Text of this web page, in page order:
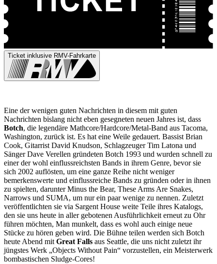
Ticket inklusive RMV-Fahrkarte
Eine der wenigen guten Nachrichten in diesem mit guten
Nachrichten bislang nicht eben gesegneten neuen Jahres ist, dass
Botch, die legendäre Mathcore/Hardcore/Metal-Band aus Tacoma,
Washington, zurück ist. Es hat eine Weile gedauert. Bassist Brian
Cook, Gitarrist David Knudson, Schlagzeuger Tim Latona und
Sänger Dave Verellen gründeten Botch 1993 und wurden schnell zu
einer der wohl einflussreichsten Bands in ihrem Genre, bevor sie
sich 2002 auflösten, um eine ganze Reihe nicht weniger
bemerkenswerte und einflussreiche Bands zu gründen oder in ihnen
zu spielten, darunter Minus the Bear, These Arms Are Snakes,
Narrows und SUMA, um nur ein paar wenige zu nennen. Zuletzt
veröffentlichten sie via Sargent House weite Teile ihres Katalogs,
den sie uns heute in aller gebotenen Ausführlichkeit erneut zu Ohr
führen möchten, Man munkelt, dass es wohl auch einige neue
Stücke zu hören geben wird. Die Bühne teilen werden sich Botch
heute Abend mitGreat Falls aus Seattle, die uns nicht zuletzt ihr
jüngstes Werk „Objects Without Pain“ vorzustellen, ein Meisterwerk
bombastischen Sludge-Cores!